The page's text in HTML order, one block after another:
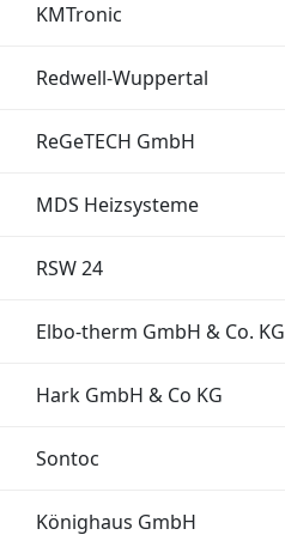
KMTronic
Redwell-Wuppertal
ReGeTECH GmbH
MDS Heizsysteme
RSW 24
Elbo-therm GmbH & Co. KG
Hark GmbH & Co KG
Sontoc
Könighaus GmbH